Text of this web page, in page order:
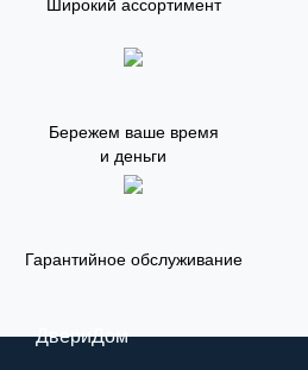
Широкий ассортимент
Бережем ваше время
и деньги
Гарантийное обслуживание
ДвериДом